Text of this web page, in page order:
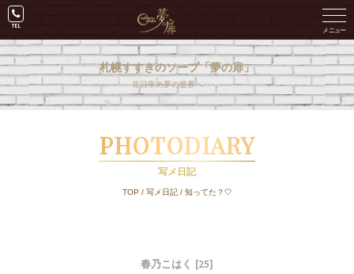
札幌すすきのソープ「夢の扉」
非日常の夢の世界へ･･･。
PHOTODIARY
写メ日記
TOP / 写メ日記/ 知ってた？🤍
春乃こはく [25]